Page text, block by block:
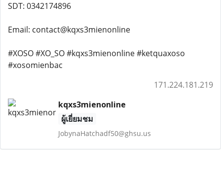
SDT: 0342174896
Email: contact@kqxs3mienonline
#XOSO #XO_SO #kqxs3mienonline #ketquaxoso
#xosomienbac
171.224.181.219
kqxs3mienonline
ผู้เยี่ยมชม
JobynaHatchadf50@ghsu.us